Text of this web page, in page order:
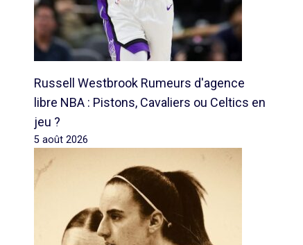
Russell Westbrook Rumeurs d'agence
libre NBA : Pistons, Cavaliers ou Celtics en
jeu ?
5 août 2026